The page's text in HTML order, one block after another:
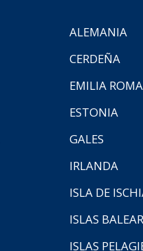
ALEMANIA
CERDEÑA
EMILIA
ESTONIA
GALES
IRLANDA
ISLA DE
ISLAS
ISLAS